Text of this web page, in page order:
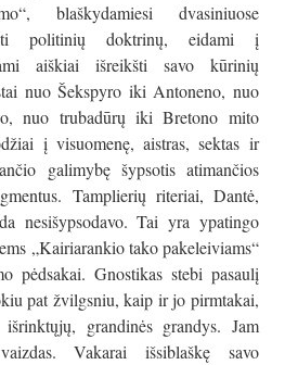
blaškydamiesi dvasiniuose
politinių doktrinų, eidami į
aiškiai išreikšti savo kūrinių
nuo Šekspyro iki Antoneno, nuo
nuo trubadūrų iki Bretono mito
į visuomenę, aistras, sektas ir
galimybę šypsotis atimančios
Tamplierių riteriai, Dantė,
nesišypsodavo. Tai yra ypatingo
„Kairiarankio tako pakeleiviams“
pėdsakai. Gnostikas stebi pasaulį
pat žvilgsniu, kaip ir jo pirmtakai,
grandinės grandys. Jam
Vakarai išsiblaškę savo